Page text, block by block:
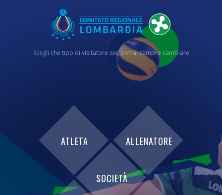
Scegli che tipo di visitatore sei, potrai sempre cambiare
ALLENATORE
SOCIETÀ
ATLETA